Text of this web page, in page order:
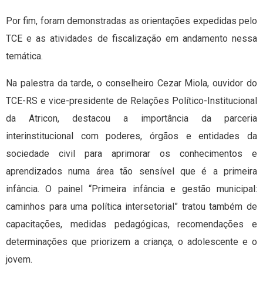
Por fim, foram demonstradas as orientações expedidas pelo
TCE e as atividades de fiscalização em andamento nessa
temática.
Na palestra da tarde, o conselheiro Cezar Miola, ouvidor do
TCE-RS e vice-presidente de Relações Político-Institucional
da Atricon, destacou a importância da parceria
interinstitucional com poderes, órgãos e entidades da
sociedade civil para aprimorar os conhecimentos e
aprendizados numa área tão sensível que é a primeira
infância. O painel “Primeira infância e gestão municipal:
caminhos para uma política intersetorial” tratou também de
capacitações, medidas pedagógicas, recomendações e
determinações que priorizem a criança, o adolescente e o
jovem.​​​​​​